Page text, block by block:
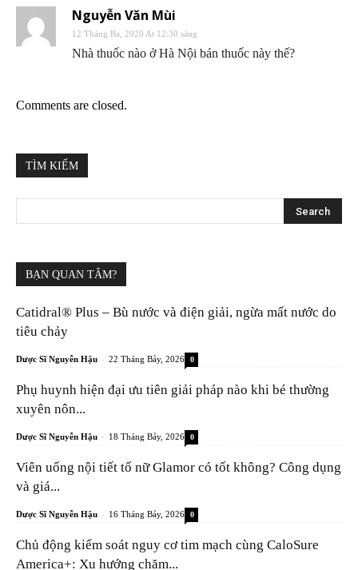
Nguyễn Văn Mùi
12 Tháng Ba, 2020 At 12:30 sáng
Nhà thuốc nào ở Hà Nội bán thuốc này thế?
Comments are closed.
TÌM KIẾM
BẠN QUAN TÂM?
Catidral® Plus – Bù nước và điện giải, ngừa mất nước do
tiêu chảy
Dược Sĩ Nguyễn Hậu - 22 Tháng Bảy, 2026 0
Phụ huynh hiện đại ưu tiên giải pháp nào khi bé thường
xuyên nôn...
Dược Sĩ Nguyễn Hậu - 18 Tháng Bảy, 2026 0
Viên uống nội tiết tố nữ Glamor có tốt không? Công dụng
và giá...
Dược Sĩ Nguyễn Hậu - 16 Tháng Bảy, 2026 0
Chủ động kiểm soát nguy cơ tim mạch cùng CaloSure
America+: Xu hướng chăm...